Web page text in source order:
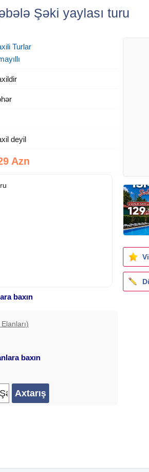
Şəki yaylası turu
Turlar
deyil
Azn
baxın
baxın